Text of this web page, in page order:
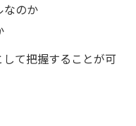
なのか
て把握することが可